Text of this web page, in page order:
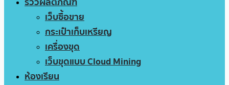
เว็บซื้อขาย
กระเป๋าเก็บเหรียญ
เครื่องขุด
เว็บขุดแบบ Cloud Mining
ห้องเรียน